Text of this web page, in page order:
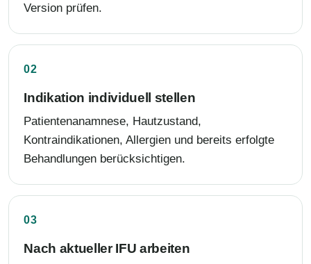
Version prüfen.
Indikation individuell stellen
Patientenanamnese, Hautzustand,
Kontraindikationen, Allergien und bereits erfolgte
Behandlungen berücksichtigen.
Nach aktueller IFU arbeiten